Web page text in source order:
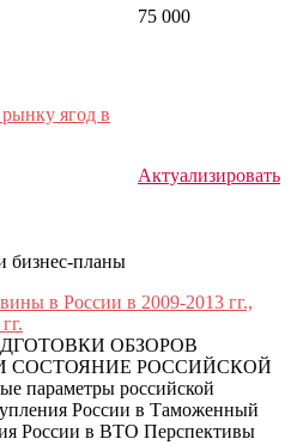
75 000
ягод в
Актуализировать
бизнес-планы
в России в 2009-2013 гг.,
ОБЗОРОВ
СОСТОЯНИЕ РОССИЙСКОЙ
российской
России в Таможенный
России в ВТО Перспективы